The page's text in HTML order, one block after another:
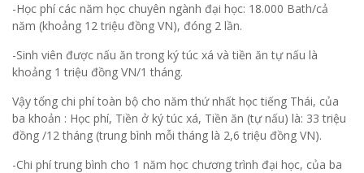
-Học phí các năm học chuyên ngành đại học: 18.000 Bath/cả
năm (khoảng 12 triệu đồng VN), đóng 2 lần.
-Sinh viên được nấu ăn trong ký túc xá và tiền ăn tự nấu là
khoảng 1 triệu đồng VN/1 tháng.
Vậy tổng chi phí toàn bộ cho năm thứ nhất học tiếng Thái, của
ba khoản : Học phí, Tiền ở ký túc xá, Tiền ăn (tự nấu) là: 33 triệu
đồng /12 tháng (trung bình mỗi tháng là 2,6 triệu đồng VN).
-Chi phí trung bình cho 1 năm học chương trình đại học, của ba